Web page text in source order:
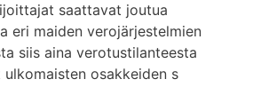
saattavat joutua
eri maiden verojärjestelmien
siis aina verotustilanteesta
osakkeiden s